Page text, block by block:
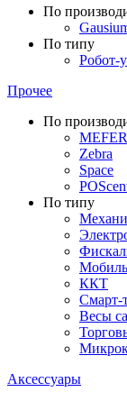
По
По типу
Робот-
Прочее
По
Zebra
Space
По типу
ККТ
Смарт-
Весы
Аксессуары